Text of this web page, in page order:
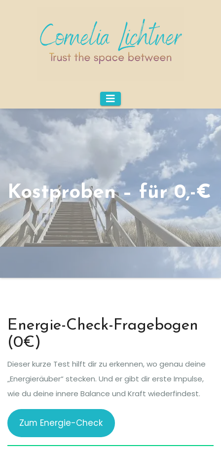
Kostproben – für 0,-€
Energie-Check-Fragebogen
(0€)
Dieser kurze Test hilft dir zu erkennen, wo genau deine
„Energieräuber“ stecken. Und er gibt dir erste Impulse,
wie du deine innere Balance und Kraft wiederfindest.
Zum Energie-Check